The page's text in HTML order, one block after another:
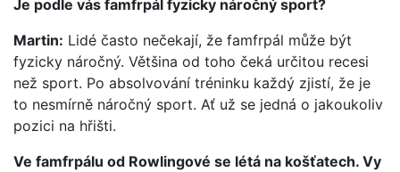
Je podle vás famfrpál fyzicky náročný sport?
Martin: Lidé často nečekají, že famfrpál může být
fyzicky náročný. Většina od toho čeká určitou recesi
než sport. Po absolvování tréninku každý zjistí, že je
to nesmírně náročný sport. Ať už se jedná o jakoukoliv
pozici na hřišti.
Ve famfrpálu od Rowlingové se létá na košťatech. Vy